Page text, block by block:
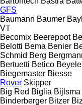
GFS
Baumann Baumer
VT
Becomix Beerepoot
Belotti Bema Benier
Schmid Berg
Bertuetti Betico
Biegemaster Biesse
Rover Skipper
Big Red Biglia
Binderberger Bitzer